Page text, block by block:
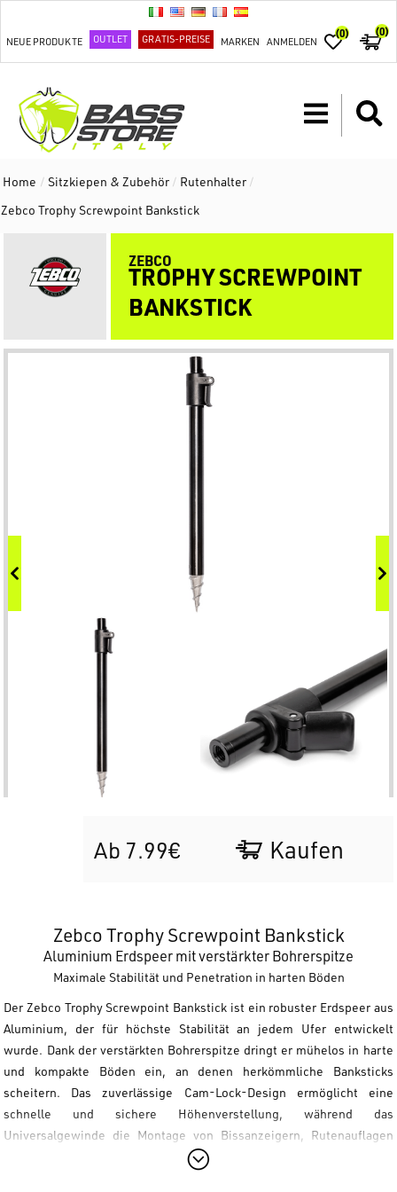
NEUE PRODUKTE OUTLET GRATIS-PREISE MARKEN ANMELDEN
(0) (0)
Home / Sitzkiepen & Zubehör / Rutenhalter /
Zebco Trophy Screwpoint Bankstick
ZEBCO
TROPHY SCREWPOINT
BANKSTICK
Ab 7.99€ Kaufen
Zebco Trophy Screwpoint Bankstick
Aluminium Erdspeer mit verstärkter Bohrerspitze
Maximale Stabilität und Penetration in harten Böden
DerZebco Trophy Screwpoint Bankstick ist ein robuster Erdspeer aus
Aluminium, der für höchste Stabilität an jedem Ufer entwickelt
wurde. Dank der verstärkten Bohrerspitze dringt er mühelos in harte
und kompakte Böden ein, an denen herkömmliche Banksticks
scheitern. Das zuverlässige Cam-Lock-Design ermöglicht eine
schnelle und sichere Höhenverstellung, während das
Universalgewinde die Montage von Bissanzeigern, Rutenauflagen
und weiterem Zubehör ermöglicht.